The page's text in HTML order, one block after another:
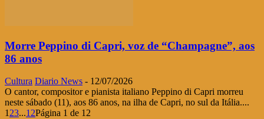
Morre Peppino di Capri, voz de “Champagne”, aos
86 anos
Cultura Diario News - 12/07/2026
O cantor, compositor e pianista italiano Peppino di Capri morreu
neste sábado (11), aos 86 anos, na ilha de Capri, no sul da Itália....
123...12Página 1 de 12